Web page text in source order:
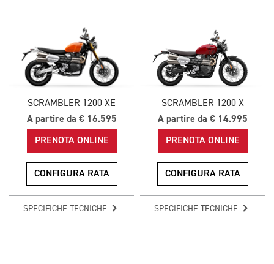
SCRAMBLER 1200 XE
A partire da € 16.595
PRENOTA ONLINE
CONFIGURA RATA
SPECIFICHE TECNICHE
SCRAMBLER 1200 X
A partire da € 14.995
PRENOTA ONLINE
CONFIGURA RATA
SPECIFICHE TECNICHE